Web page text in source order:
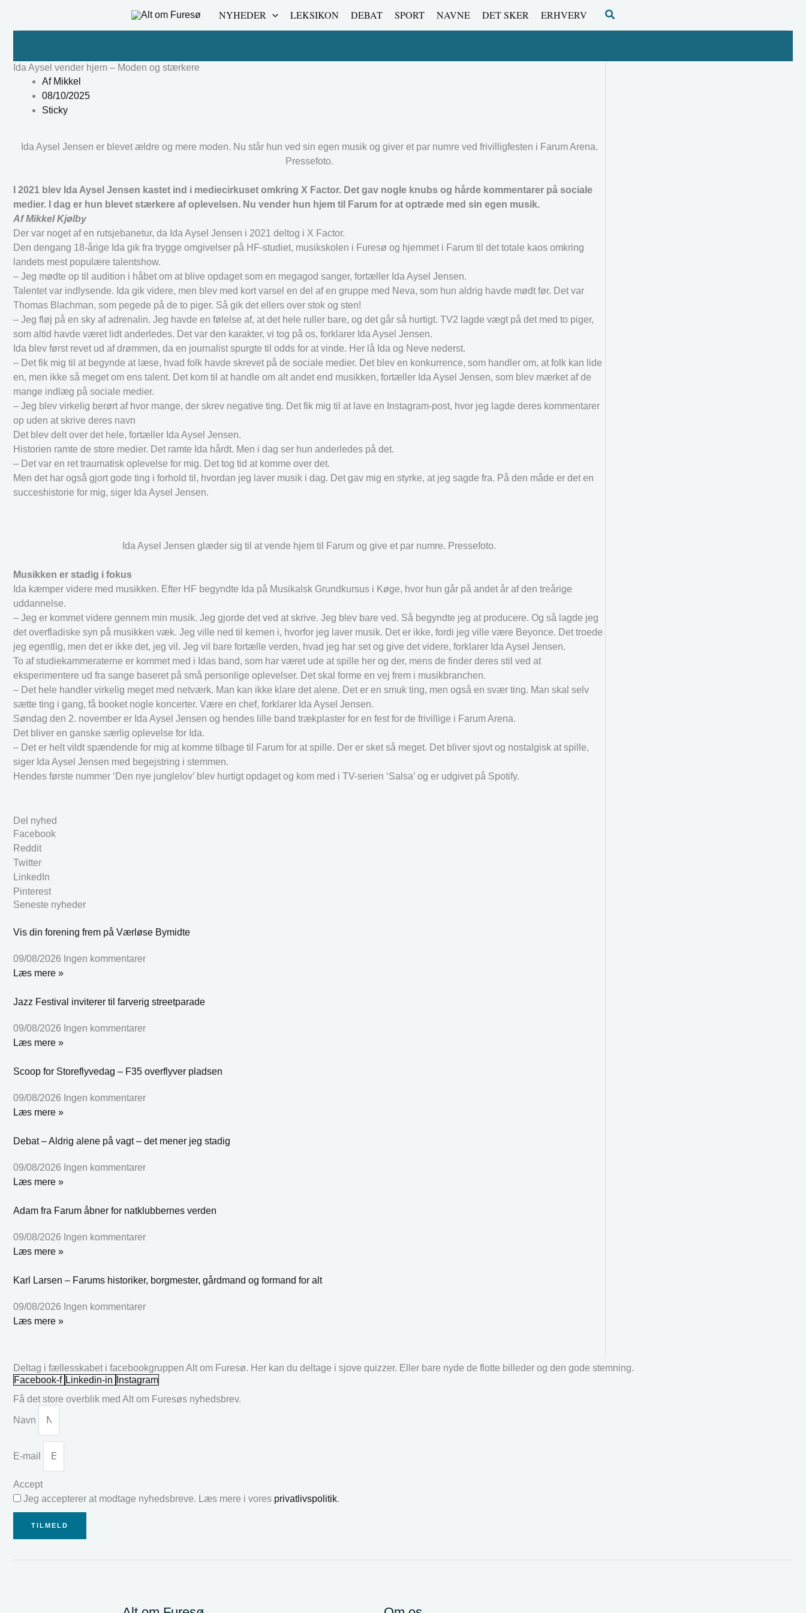
NYHEDER LEKSIKON DEBAT SPORT NAVNE DET SKER ERHVERV Søg
Ida Aysel vender hjem – Moden og stærkere
AfMikkel
08/10/2025
Sticky
Ida Aysel Jensen er blevet ældre og mere moden. Nu står hun ved sin egen musik og giver et par numre ved frivilligfesten i Farum Arena.
Pressefoto.
I 2021 blev Ida Aysel Jensen kastet ind i mediecirkuset omkring X Factor. Det gav nogle knubs og hårde kommentarer på sociale
medier. I dag er hun blevet stærkere af oplevelsen. Nu vender hun hjem til Farum for at optræde med sin egen musik.
Af Mikkel Kjølby
Der var noget af en rutsjebanetur, da Ida Aysel Jensen i 2021 deltog i X Factor.
Den dengang 18-årige Ida gik fra trygge omgivelser på HF-studiet, musikskolen i Furesø og hjemmet i Farum til det totale kaos omkring
landets mest populære talentshow.
– Jeg mødte op til audition i håbet om at blive opdaget som en megagod sanger, fortæller Ida Aysel Jensen.
Talentet var indlysende. Ida gik videre, men blev med kort varsel en del af en gruppe med Neva, som hun aldrig havde mødt før. Det var
Thomas Blachman, som pegede på de to piger. Så gik det ellers over stok og sten!
– Jeg fløj på en sky af adrenalin. Jeg havde en følelse af, at det hele ruller bare, og det går så hurtigt. TV2 lagde vægt på det med to piger,
som altid havde været lidt anderledes. Det var den karakter, vi tog på os, forklarer Ida Aysel Jensen.
Ida blev først revet ud af drømmen, da en journalist spurgte til odds for at vinde. Her lå Ida og Neve nederst.
– Det fik mig til at begynde at læse, hvad folk havde skrevet på de sociale medier. Det blev en konkurrence, som handler om, at folk kan lide
en, men ikke så meget om ens talent. Det kom til at handle om alt andet end musikken, fortæller Ida Aysel Jensen, som blev mærket af de
mange indlæg på sociale medier.
– Jeg blev virkelig berørt af hvor mange, der skrev negative ting. Det fik mig til at lave en Instagram-post, hvor jeg lagde deres kommentarer
op uden at skrive deres navn
Det blev delt over det hele, fortæller Ida Aysel Jensen.
Historien ramte de store medier. Det ramte Ida hårdt. Men i dag ser hun anderledes på det.
– Det var en ret traumatisk oplevelse for mig. Det tog tid at komme over det.
Men det har også gjort gode ting i forhold til, hvordan jeg laver musik i dag. Det gav mig en styrke, at jeg sagde fra. På den måde er det en
succeshistorie for mig, siger Ida Aysel Jensen.
Ida Aysel Jensen glæder sig til at vende hjem til Farum og give et par numre. Pressefoto.
Musikken er stadig i fokus
Ida kæmper videre med musikken. Efter HF begyndte Ida på Musikalsk Grundkursus i Køge, hvor hun går på andet år af den treårige
uddannelse.
– Jeg er kommet videre gennem min musik. Jeg gjorde det ved at skrive. Jeg blev bare ved. Så begyndte jeg at producere. Og så lagde jeg
det overfladiske syn på musikken væk. Jeg ville ned til kernen i, hvorfor jeg laver musik. Det er ikke, fordi jeg ville være Beyonce. Det troede
jeg egentlig, men det er ikke det, jeg vil. Jeg vil bare fortælle verden, hvad jeg har set og give det videre, forklarer Ida Aysel Jensen.
To af studiekammeraterne er kommet med i Idas band, som har været ude at spille her og der, mens de finder deres stil ved at
eksperimentere ud fra sange baseret på små personlige oplevelser. Det skal forme en vej frem i musikbranchen.
– Det hele handler virkelig meget med netværk. Man kan ikke klare det alene. Det er en smuk ting, men også en svær ting. Man skal selv
sætte ting i gang, få booket nogle koncerter. Være en chef, forklarer Ida Aysel Jensen.
Søndag den 2. november er Ida Aysel Jensen og hendes lille band trækplaster for en fest for de frivillige i Farum Arena.
Det bliver en ganske særlig oplevelse for Ida.
– Det er helt vildt spændende for mig at komme tilbage til Farum for at spille. Der er sket så meget. Det bliver sjovt og nostalgisk at spille,
siger Ida Aysel Jensen med begejstring i stemmen.
Hendes første nummer ‘Den nye junglelov’ blev hurtigt opdaget og kom med i TV-serien ‘Salsa’ og er udgivet på Spotify.
Del nyhed
Facebook
Reddit
Twitter
LinkedIn
Pinterest
Seneste nyheder
Vis din forening frem på Værløse Bymidte
09/08/2026 Ingen kommentarer
Læs mere »
Jazz Festival inviterer til farverig streetparade
09/08/2026 Ingen kommentarer
Læs mere »
Scoop for Storeflyvedag – F35 overflyver pladsen
09/08/2026 Ingen kommentarer
Læs mere »
Debat – Aldrig alene på vagt – det mener jeg stadig
09/08/2026 Ingen kommentarer
Læs mere »
Adam fra Farum åbner for natklubbernes verden
09/08/2026 Ingen kommentarer
Læs mere »
Karl Larsen – Farums historiker, borgmester, gårdmand og formand for alt
09/08/2026 Ingen kommentarer
Læs mere »
Deltag i fællesskabet i facebookgruppen Alt om Furesø. Her kan du deltage i sjove quizzer. Eller bare nyde de flotte billeder og den gode stemning.
Facebook-f Linkedin-in
Instagram
Få det store overblik med Alt om Furesøs nyhedsbrev.
Navn
E-mail
Accept
Jeg accepterer at modtage nyhedsbreve. Læs mere i vores privatlivspolitik.
TILMELD